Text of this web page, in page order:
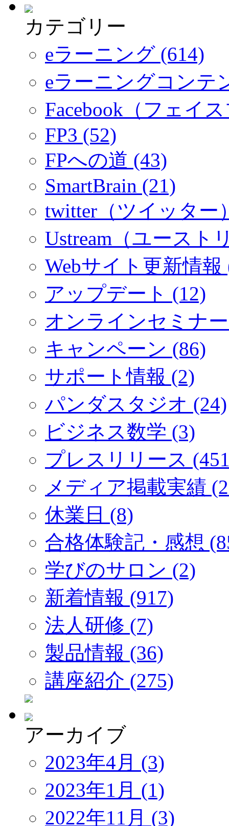
カテゴリー
eラーニング (614)
eラーニングコンテ
Facebook（フェイ
FP3 (52)
FPへの道 (43)
SmartBrain (21)
twitter（ツイッター
Ustream（ユースト
Webサイト更新情報
アップデート (12)
オンラインセミナ
キャンペーン (86)
サポート情報 (2)
パンダスタジオ (24)
ビジネス数学 (3)
プレスリリース
メディア掲載実績
休業日 (8)
合格体験記・感想
学びのサロン (2)
新着情報 (917)
法人研修 (7)
製品情報 (36)
講座紹介 (275)
アーカイブ
2023年4月 (3)
2023年1月 (1)
2022年11月 (3)